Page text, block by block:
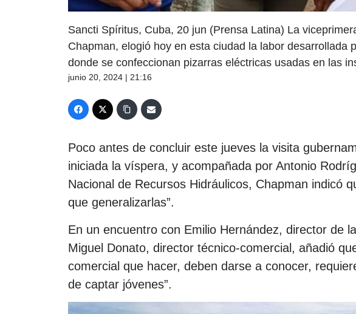
Sancti Spíritus, Cuba, 20 jun (Prensa Latina) La
Chapman, elogió hoy en esta ciudad la labor desarrollada
donde se confeccionan pizarras eléctricas usadas en las
junio 20, 2024 | 21:16
Poco antes de concluir este jueves la visita
iniciada la víspera, y acompañada por Antonio
Nacional de Recursos Hidráulicos, Chapman indicó
que generalizarlas”.
En un encuentro con Emilio Hernández, director de
Miguel Donato, director técnico-comercial, añadió
comercial que hacer, deben darse a conocer,
de captar jóvenes”.